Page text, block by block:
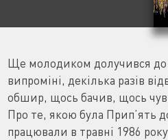
Ще молодиком долучився до
випромiнi, декiлька разiв
обшир, щось бачив, щось
Про те, якою була Прип’ять
працювали в тpaвні 1986